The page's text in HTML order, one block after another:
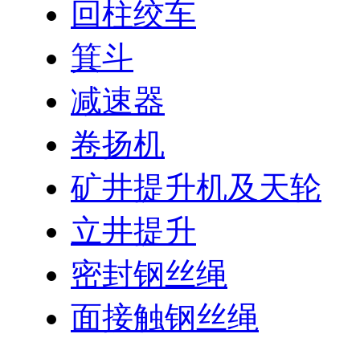
回柱绞车
箕斗
减速器
卷扬机
矿井提升机及天轮
立井提升
密封钢丝绳
面接触钢丝绳